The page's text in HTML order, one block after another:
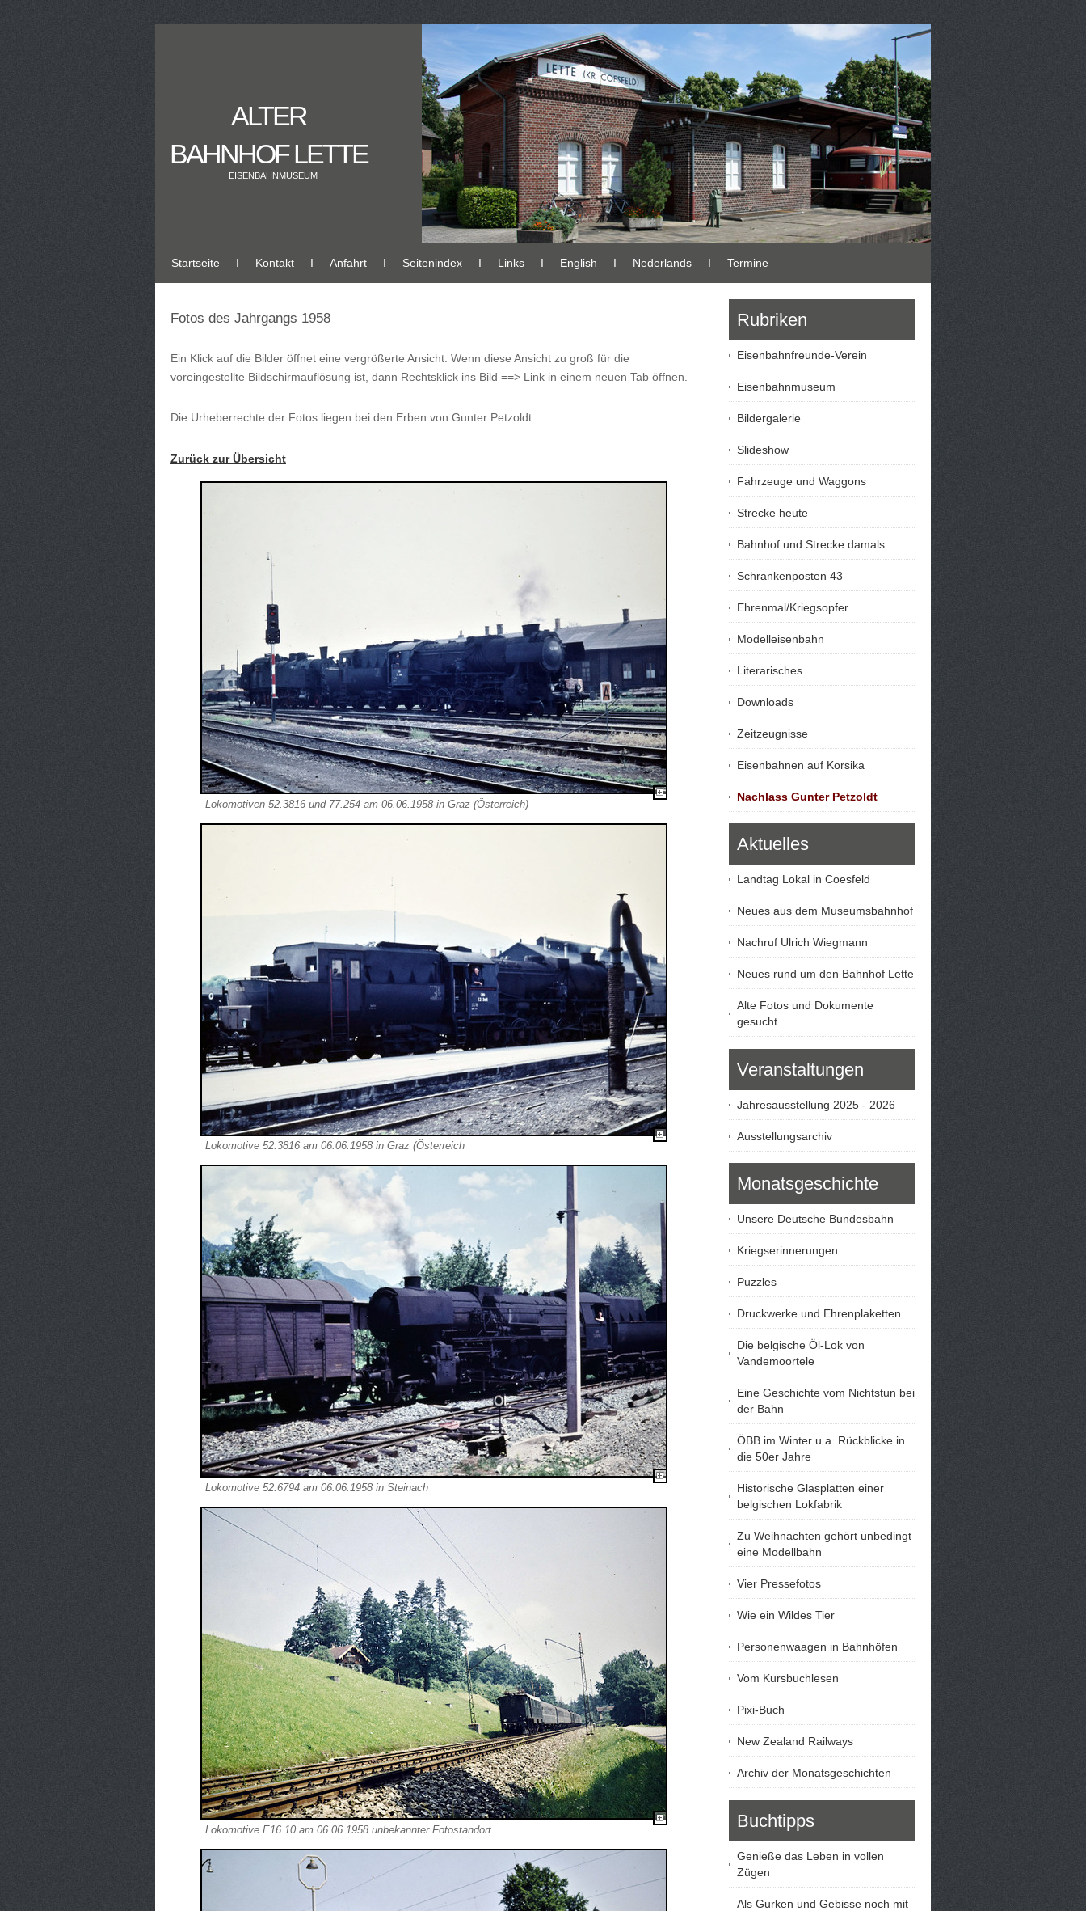
ALTER
BAHNHOF LETTE
EISENBAHNMUSEUM
Startseite Ι Kontakt Ι Anfahrt Ι Seitenindex Ι Links Ι English Ι Nederlands Ι Termine
Rubriken
Eisenbahnfreunde-Verein
Eisenbahnmuseum
Bildergalerie
Slideshow
Fahrzeuge und Waggons
Strecke heute
Bahnhof und Strecke damals
Schrankenposten 43
Ehrenmal/Kriegsopfer
Modelleisenbahn
Literarisches
Downloads
Zeitzeugnisse
Eisenbahnen auf Korsika
Nachlass Gunter Petzoldt
Aktuelles
Landtag Lokal in Coesfeld
Neues aus dem Museumsbahnhof
Nachruf Ulrich Wiegmann
Neues rund um den Bahnhof Lette
Alte Fotos und Dokumente
gesucht
Veranstaltungen
Jahresausstellung 2025 - 2026
Ausstellungsarchiv
Monatsgeschichte
Unsere Deutsche Bundesbahn
Kriegserinnerungen
Puzzles
Druckwerke und Ehrenplaketten
Die belgische Öl-Lok von
Vandemoortele
Eine Geschichte vom Nichtstun bei
der Bahn
ÖBB im Winter u.a. Rückblicke in
die 50er Jahre
Historische Glasplatten einer
belgischen Lokfabrik
Zu Weihnachten gehört unbedingt
eine Modellbahn
Vier Pressefotos
Wie ein Wildes Tier
Personenwaagen in Bahnhöfen
Vom Kursbuchlesen
Pixi-Buch
New Zealand Railways
Archiv der Monatsgeschichten
Buchtipps
Genieße das Leben in vollen
Zügen
Als Gurken und Gebisse noch mit
Fotos des Jahrgangs 1958
Ein Klick auf die Bilder öffnet eine vergrößerte Ansicht. Wenn diese Ansicht zu groß für die
voreingestellte Bildschirmauflösung ist, dann Rechtsklick ins Bild ==> Link in einem neuen Tab öffnen.
Die Urheberrechte der Fotos liegen bei den Erben von Gunter Petzoldt.
Zurück zur Übersicht
Lokomotiven 52.3816 und 77.254 am 06.06.1958 in Graz (Österreich)
Lokomotive 52.3816 am 06.06.1958 in Graz (Österreich
Lokomotive 52.6794 am 06.06.1958 in Steinach
Lokomotive E16 10 am 06.06.1958 unbekannter Fotostandort